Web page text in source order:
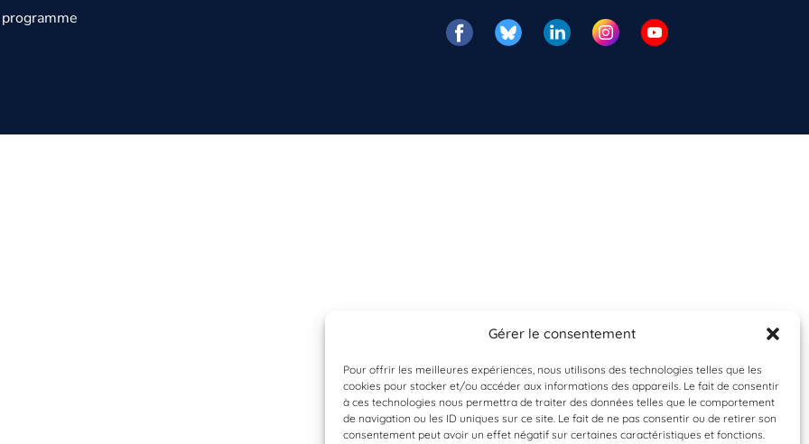
Gérer le consentement
Pour offrir les meilleures expériences, nous utilisons des technologies telles que les
cookies pour stocker et/ou accéder aux informations des appareils. Le fait de consentir
à ces technologies nous permettra de traiter des données telles que le comportement
de navigation ou les ID uniques sur ce site. Le fait de ne pas consentir ou de retirer son
consentement peut avoir un effet négatif sur certaines caractéristiques et fonctions.